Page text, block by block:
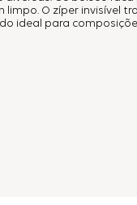
O zíper invisível
ideal para